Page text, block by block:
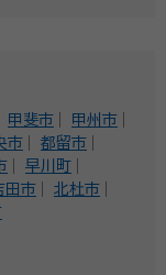
甲斐市
甲州市
市
都留市
早川町
田市
北杜市